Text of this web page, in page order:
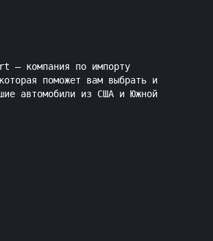
— компания по импорту
поможет вам выбрать и
автомобили из США и Южной